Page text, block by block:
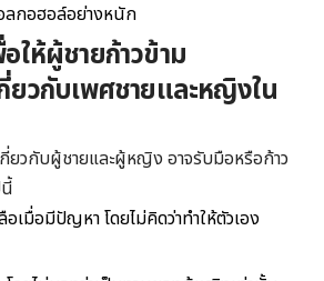
ลกอฮอล์อย่างหนัก
ให้ผู้ชายก้าวข้าม
ยวกับเพศชายและหญิงใน
ยวกับผู้ชายและผู้หญิง อาจรับมือหรือก้าว
อเมื่อมีปัญหา โดยไม่คิดว่าทำให้ตัวเอง